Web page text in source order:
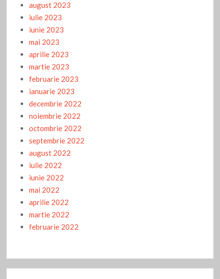
august 2023
iulie 2023
iunie 2023
mai 2023
aprilie 2023
martie 2023
februarie 2023
ianuarie 2023
decembrie 2022
noiembrie 2022
octombrie 2022
septembrie 2022
august 2022
iulie 2022
iunie 2022
mai 2022
aprilie 2022
martie 2022
februarie 2022